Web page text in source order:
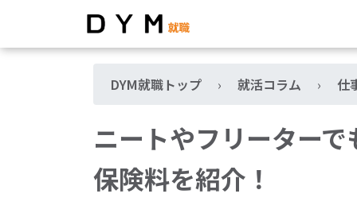
DYM就職トップ › 就活コラム › 仕
ニートやフリーター
保険料を紹介！